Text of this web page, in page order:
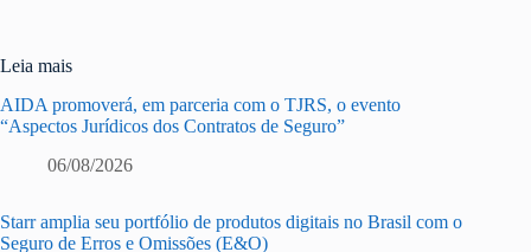
Leia mais
AIDA promoverá, em parceria com o TJRS, o evento
“Aspectos Jurídicos dos Contratos de Seguro”
06/08/2026
Starr amplia seu portfólio de produtos digitais no Brasil com o
Seguro de Erros e Omissões (E&O)